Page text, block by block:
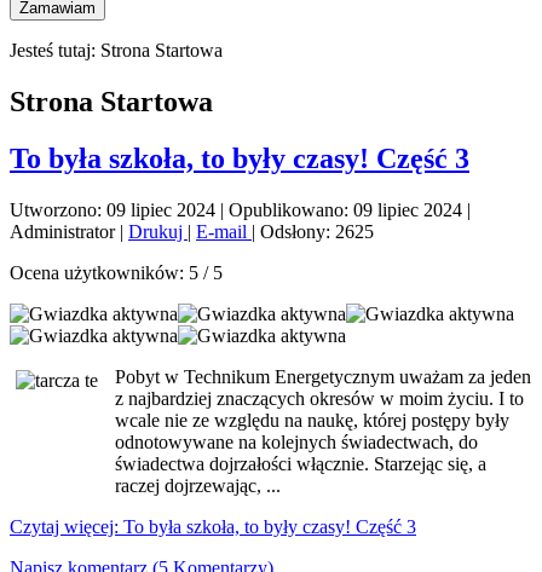
Zamawiam
Jesteś tutaj: Strona Startowa
Strona Startowa
To była szkoła, to były czasy! Część 3
Utworzono: 09 lipiec 2024 | Opublikowano: 09 lipiec 2024 |
Administrator| Drukuj | E-mail | Odsłony: 2625
Ocena użytkowników: 5 / 5
Pobyt w Technikum Energetycznym uważam za jeden
z najbardziej znaczących okresów w moim życiu. I to
wcale nie ze względu na naukę, której postępy były
odnotowywane na kolejnych świadectwach, do
świadectwa dojrzałości włącznie. Starzejąc się, a
raczej dojrzewając, ...
Czytaj więcej: To była szkoła, to były czasy! Część 3
Napisz komentarz (5 Komentarzy)